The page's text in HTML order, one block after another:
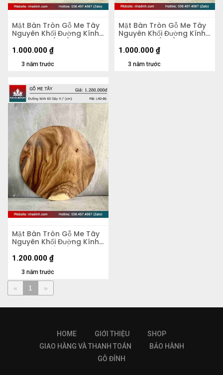
Mặt Bàn Tròn Gỗ Me Tây
Nguyên Khối Đường Kính
58 Dày 4,2 (cm)
3 năm trước
1.000.000 ₫
Mặt Bàn Tròn Gỗ Me Tây
Nguyên Khối Đường Kính
58 Dày 5,5 (cm)
3 năm trước
1.000.000 ₫
Mặt Bàn Tròn Gỗ Me Tây
Nguyên Khối Đường Kính
60 Dày 4.5 (cm)
3 năm trước
1.200.000 ₫
« 1 »
HOME GIỚI THIỆU
SHOP
GIAO HÀNG VÀ THANH TOÁN
BẢO HÀNH
GỖ ĐỈNH